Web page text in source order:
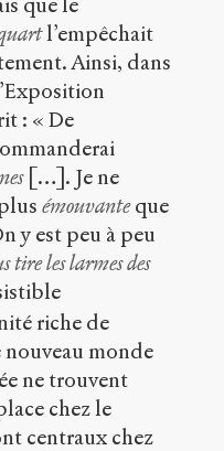
l’empêchait
Ainsi, dans
: « De
[…]. Je ne
émouvanteque
y est peu à peu
tire les larmes des
riche de
nouveau monde
ne trouvent
chez le
centraux chez